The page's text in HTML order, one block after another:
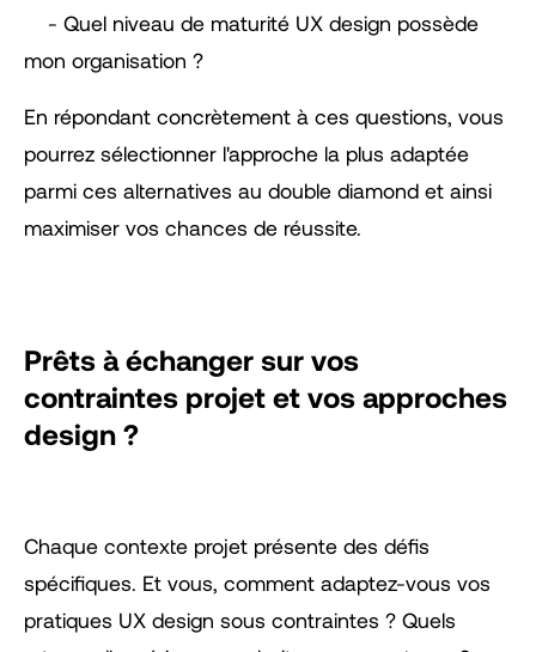
- Quel niveau de maturité UX design possède
mon organisation ?
En répondant concrètement à ces questions, vous
pourrez sélectionner l'approche la plus adaptée
parmi ces alternatives au double diamond et ainsi
maximiser vos chances de réussite.
Prêts à échanger sur vos
contraintes projet et vos approches
design ?
Chaque contexte projet présente des défis
spécifiques. Et vous, comment adaptez-vous vos
pratiques UX design sous contraintes ? Quels